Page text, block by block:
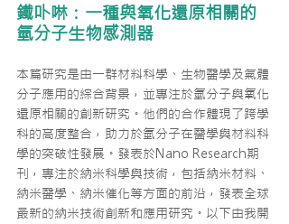
鐵卟啉：一種與氧化還原相關的
氫分子生物感測器
本篇研究是由一群材料科學、生物醫學及氣體
分子應用的綜合背景，並專注於氫分子與氧化
還原相關的創新研究。他們的合作體現了跨學
科的高度整合，助力於氫分子在醫學與材料科
學的突破性發展。發表於Nano Research期
刊，專注於納米科學與技術，包括納米材料、
納米醫學、納米催化等方面的前沿，發表全球
最新的納米技術創新和應用研究。以下由我開